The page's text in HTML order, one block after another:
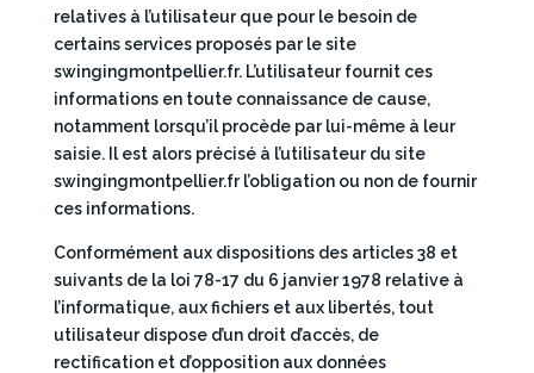
relatives à l’utilisateur que pour le besoin de
certains services proposés par le site
swingingmontpellier.fr. L’utilisateur fournit ces
informations en toute connaissance de cause,
notamment lorsqu’il procède par lui-même à leur
saisie. Il est alors précisé à l’utilisateur du site
swingingmontpellier.fr l’obligation ou non de fournir
ces informations.
Conformément aux dispositions des articles 38 et
suivants de la loi 78-17 du 6 janvier 1978 relative à
l’informatique, aux fichiers et aux libertés, tout
utilisateur dispose d’un droit d’accès, de
rectification et d’opposition aux données